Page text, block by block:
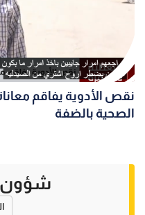
نقص الأدوية يفاقم
الصحية بالضفة
شؤون